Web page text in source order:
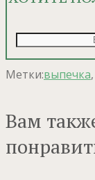
Метки:выпечка,
Вам